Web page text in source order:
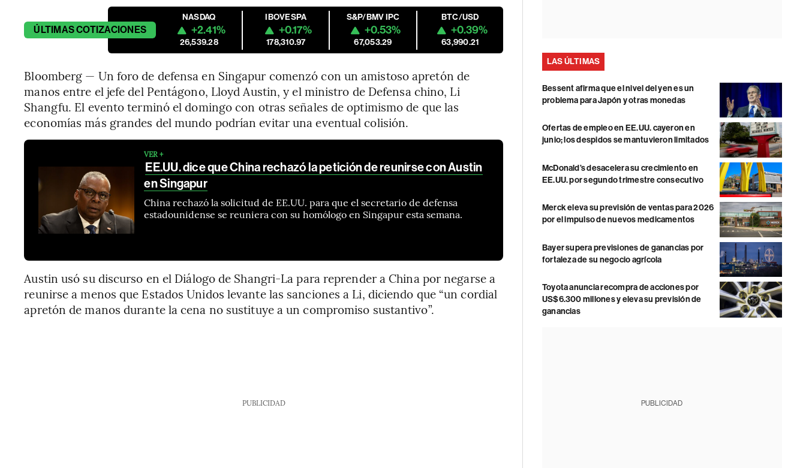
ÚLTIMASCOTIZACIONES
NASDAQ
+2.41%
26,539.28
IBOVESPA
+0.17%
178,310.97
S&P/BMV IPC
+0.53%
67,053.29
BTC/USD
+0.39%
63,990.21
Bloomberg — Un foro de defensa en Singapur comenzó con un amistoso apretón de
manos entre el jefe del Pentágono, Lloyd Austin, y el ministro de Defensa chino, Li
Shangfu. El evento terminó el domingo con otras señales de optimismo de que las
economías más grandes del mundo podrían evitar una eventual colisión.
VER +
EE.UU. dice que China rechazó la petición de reunirse con Austin
en Singapur
China rechazó la solicitud de EE.UU. para que el secretario de defensa
estadounidense se reuniera con su homólogo en Singapur esta semana.
Austin usó su discurso en el Diálogo de Shangri-La para reprender a China por negarse a
reunirse a menos que Estados Unidos levante las sanciones a Li, diciendo que “un cordial
apretón de manos durante la cena no sustituye a un compromiso sustantivo”.
PUBLICIDAD
LAS ÚLTIMAS
Bessent afirma que el nivel del yen es un
problema para Japón y otras monedas
Ofertas de empleo en EE.UU. cayeron en
junio; los despidos se mantuvieron limitados
McDonald’s desacelera su crecimiento en
EE.UU. por segundo trimestre consecutivo
Merck eleva su previsión de ventas para 2026
por el impulso de nuevos medicamentos
Bayer supera previsiones de ganancias por
fortaleza de su negocio agrícola
Toyota anuncia recompra de acciones por
US$6.300 millones y eleva su previsión de
ganancias
PUBLICIDAD